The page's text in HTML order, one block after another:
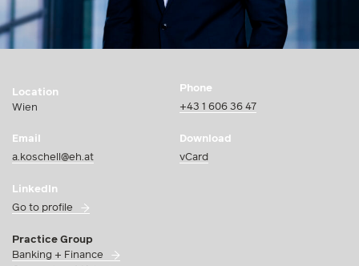
Location
Wien
Phone
+43 1 606 36 47
Email
a.koschell@eh.at
Download
vCard
LinkedIn
Go to profile
Practice Group
Banking + Finance